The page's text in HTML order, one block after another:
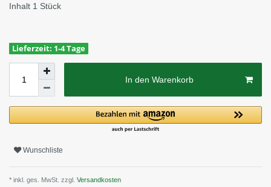
Inhalt 1 Stück
Lieferzeit: 1-4 Tage
In den Warenkorb
Wunschliste
* inkl. ges. MwSt. zzgl. Versandkosten